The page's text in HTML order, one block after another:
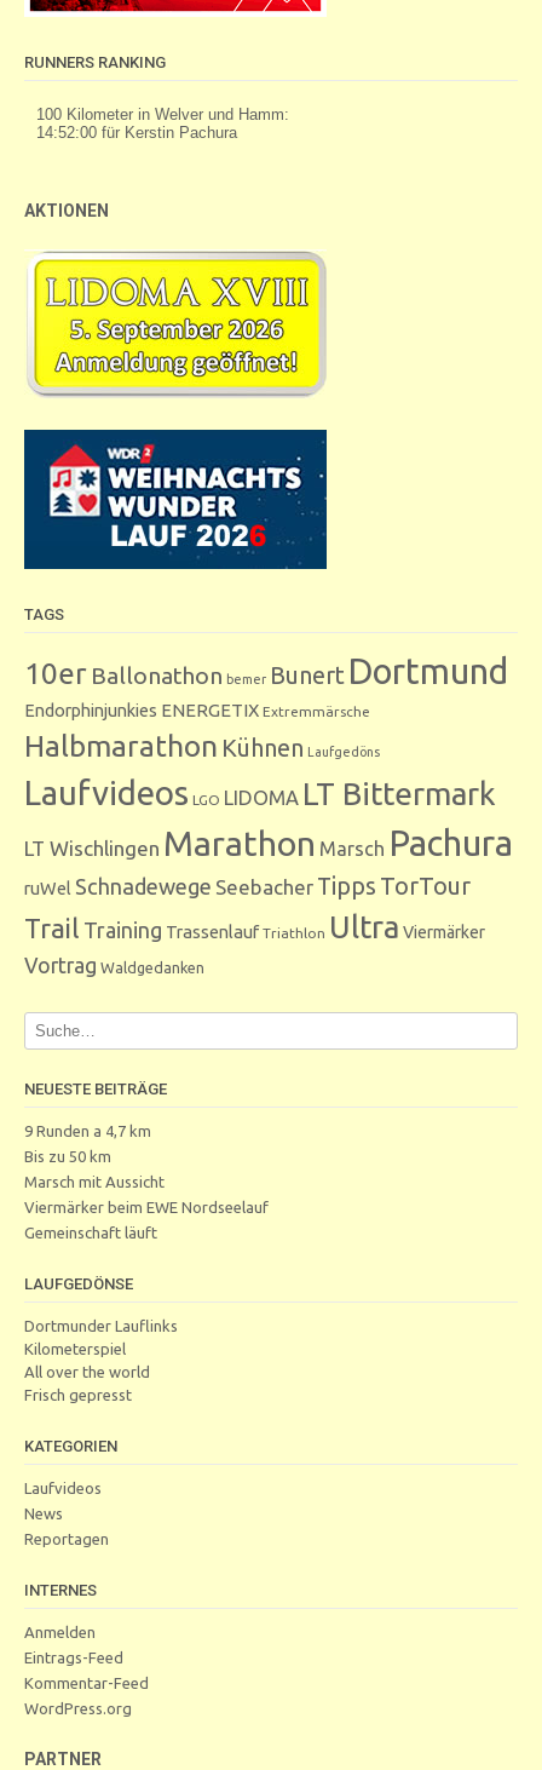
RUNNERS RANKING
AKTIONEN
TAGS
10er Ballonathon bemer Bunert Dortmund
Endorphinjunkies ENERGETIX Extremmärsche
Halbmarathon Kühnen Laufgedöns
Laufvideos LGO LIDOMA LT Bittermark
LT Wischlingen Marathon Marsch Pachura
ruWel Schnadewege Seebacher Tipps TorTour
Trail Training Trassenlauf Triathlon Ultra Viermärker
Vortrag Waldgedanken
NEUESTE BEITRÄGE
9 Runden a 4,7 km
Bis zu 50 km
Marsch mit Aussicht
Viermärker beim EWE Nordseelauf
Gemeinschaft läuft
LAUFGEDÖNSE
Dortmunder Lauflinks
Kilometerspiel
All over the world
Frisch gepresst
KATEGORIEN
Laufvideos
News
Reportagen
INTERNES
Anmelden
Eintrags-Feed
Kommentar-Feed
WordPress.org
PARTNER